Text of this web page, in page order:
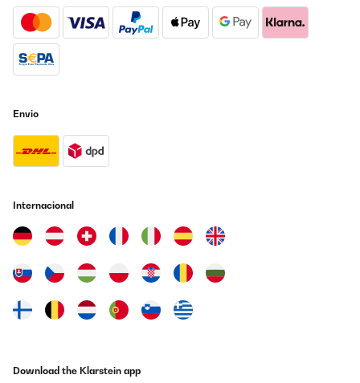
Envio
Internacional
Download the Klarstein app